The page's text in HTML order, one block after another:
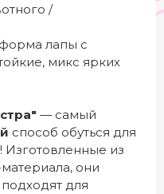
/
форма лапы с
микс ярких
— самый
способ обуться для
Изготовленные из
они
для